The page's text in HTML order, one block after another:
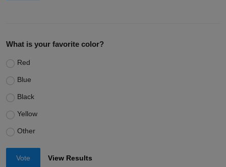
What is your favorite color?
Red
Blue
Black
Yellow
Other
Vote View Results